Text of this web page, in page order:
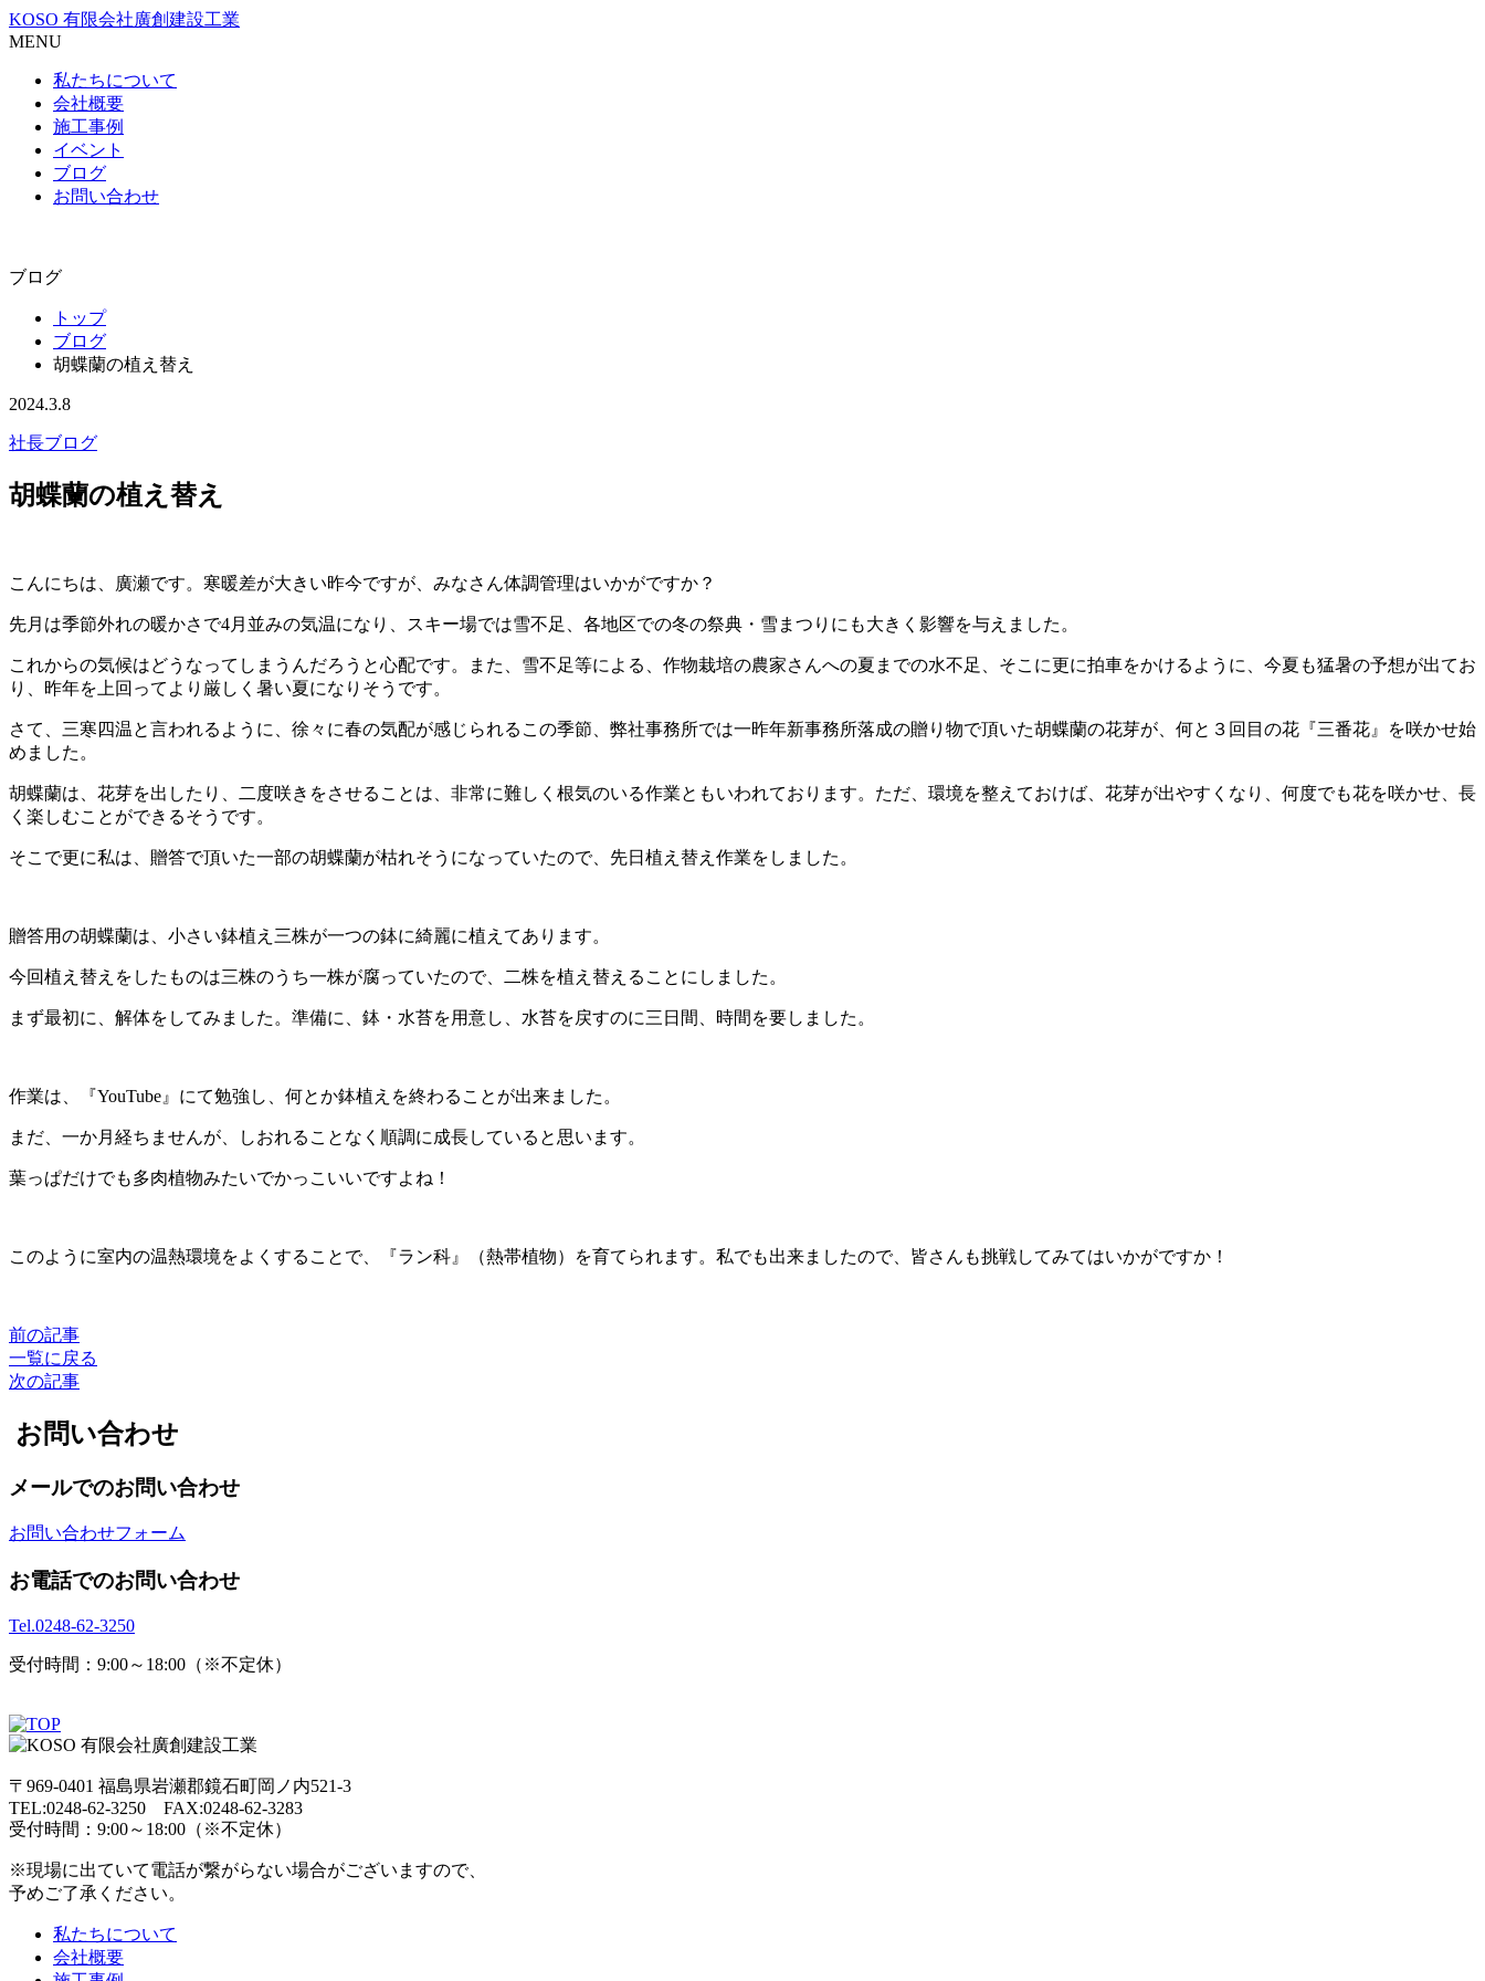
KOSO 有限会社廣創建設工業
MENU
私たちについて
会社概要
施工事例
イベント
ブログ
お問い合わせ
ブログ
トップ
ブログ
胡蝶蘭の植え替え
2024.3.8
社長ブログ
胡蝶蘭の植え替え
こんにちは、廣瀬です。寒暖差が大きい昨今ですが、みなさん体調管理はいかがですか？
先月は季節外れの暖かさで4月並みの気温になり、スキー場では雪不足、各地区での冬の祭典・雪まつりにも大きく影響を与えました。
これからの気候はどうなってしまうんだろうと心配です。また、雪不足等による、作物栽培の農家さんへの夏までの水不足、そこに更に拍車をかけるように、今夏も猛暑の予想が出てお
り、昨年を上回ってより厳しく暑い夏になりそうです。
さて、三寒四温と言われるように、徐々に春の気配が感じられるこの季節、弊社事務所では一昨年新事務所落成の贈り物で頂いた胡蝶蘭の花芽が、何と３回目の花『三番花』を咲かせ始
めました。
胡蝶蘭は、花芽を出したり、二度咲きをさせることは、非常に難しく根気のいる作業ともいわれております。ただ、環境を整えておけば、花芽が出やすくなり、何度でも花を咲かせ、長
く楽しむことができるそうです。
そこで更に私は、贈答で頂いた一部の胡蝶蘭が枯れそうになっていたので、先日植え替え作業をしました。
贈答用の胡蝶蘭は、小さい鉢植え三株が一つの鉢に綺麗に植えてあります。
今回植え替えをしたものは三株のうち一株が腐っていたので、二株を植え替えることにしました。
まず最初に、解体をしてみました。準備に、鉢・水苔を用意し、水苔を戻すのに三日間、時間を要しました。
作業は、『YouTube』にて勉強し、何とか鉢植えを終わることが出来ました。
まだ、一か月経ちませんが、しおれることなく順調に成長していると思います。
葉っぱだけでも多肉植物みたいでかっこいいですよね！
このように室内の温熱環境をよくすることで、『ラン科』（熱帯植物）を育てられます。私でも出来ましたので、皆さんも挑戦してみてはいかがですか！
前の記事
一覧に戻る
次の記事
お問い合わせ
メールでのお問い合わせ
お問い合わせフォーム
お電話でのお問い合わせ
Tel.0248-62-3250
受付時間：9:00～18:00（※不定休）
〒969-0401 福島県岩瀬郡鏡石町岡ノ内521-3
TEL:0248-62-3250 FAX:0248-62-3283
受付時間：9:00～18:00（※不定休）
※現場に出ていて電話が繋がらない場合がございますので、
予めご了承ください。
私たちについて
会社概要